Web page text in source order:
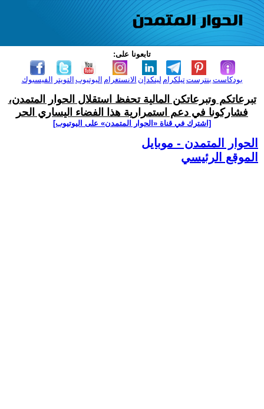
تابعونا على:
الفيسبوك التويتر اليوتيوب الانستغرام لينكدإن تيلكرامبنترست بودكاست
تبرعاتكم وتبرعاتكن المالية تحفظ استقلال الحوار المتمدن،
فشاركونا في دعم استمرارية هذا الفضاء اليساري الحر
[اشترك في قناة ‫«الحوار المتمدن» على اليوتيوب]
الحوار المتمدن - موبايل
الموقع الرئيسي